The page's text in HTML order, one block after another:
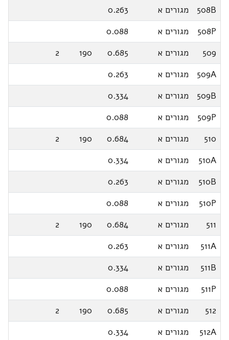
508B מגורים א
0.263
508P
מגורים א
0.088
509
מגורים א 0.685
190
2
509A
מגורים א
0.263
509B
מגורים א
0.334
509P
מגורים א
0.088
510
מגורים א 0.684
190
2
510A
מגורים א
0.334
510B
מגורים א
0.263
510P
מגורים א
0.088
511
מגורים א 0.684
190
2
511A
מגורים א
0.263
511B
מגורים א
0.334
511P
מגורים א
0.088
512
מגורים א 0.685
190
2
512A
מגורים א
0.334